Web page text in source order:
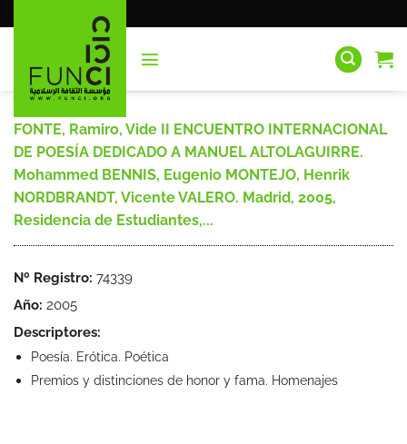
al
FONTE, Ramiro, Vide II ENCUENTRO INTERNACIONAL
DE POESÍA DEDICADO A MANUEL ALTOLAGUIRRE.
Mohammed BENNIS, Eugenio MONTEJO, Henrik
NORDBRANDT, Vicente VALERO. Madrid, 2005,
Residencia de Estudiantes,...
Nº Registro: 74339
Año: 2005
Descriptores:
Poesía. Erótica. Poética
Premios y distinciones de honor y fama. Homenajes